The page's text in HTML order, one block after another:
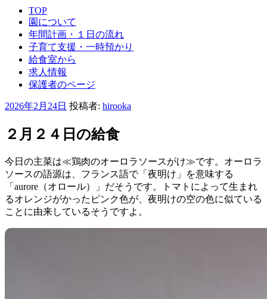
TOP
園について
年間計画・１日の流れ
子育て支援・一時預かり
給食室から
求人情報
保護者のページ
投
日:
2026年2月24日 投稿者: hirooka
２月２４日の給食
今日の主菜は≪鶏肉のオーロラソースがけ≫です。オーロラ
ソースの語源は、フランス語で「夜明け」を意味する
「aurore（オロール）」だそうです。トマトによって生まれ
るオレンジがかったピンク色が、夜明けの空の色に似ている
ことに由来しているそうですよ。